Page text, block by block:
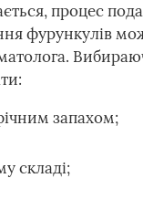
процес
фурункулів
запахом;
складі;